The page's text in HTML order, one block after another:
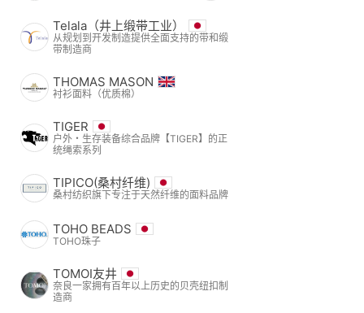
Telala（井上缎带工业）
从规划到开发制造提供全面支持的带和缎
带制造商
THOMAS MASON
衬衫面料（优质棉）
TIGER
户外・生存装备综合品牌【TIGER】的正
统绳索系列
TIPICO(桑村纤维)
桑村纺织旗下专注于天然纤维的面料品牌
TOHO BEADS
TOHO珠子
TOMOI友井
奈良一家拥有百年以上历史的贝壳纽扣制
造商